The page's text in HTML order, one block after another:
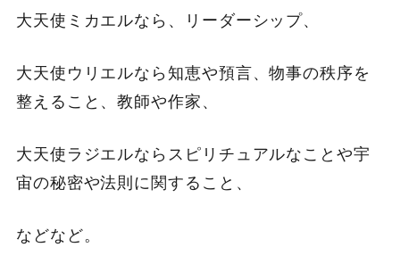
大天使ミカエルなら、リーダーシップ、
大天使ウリエルなら知恵や預言、物事の秩序を
整えること、教師や作家、
大天使ラジエルならスピリチュアルなことや宇
宙の秘密や法則に関すること、
などなど。